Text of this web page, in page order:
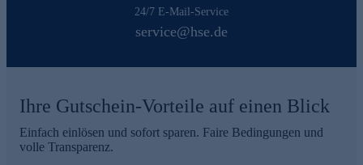
24/7 E-Mail-Service
service@hse.de
Ihre Gutschein-Vorteile auf einen Blick
Einfach einlösen und sofort sparen. Faire Bedingungen und
volle Transparenz.